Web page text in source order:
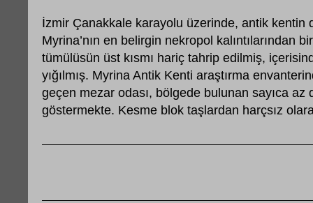
İzmir Çanakkale karayolu üzerinde, antik kentin
Myrina’nın en belirgin nekropol kalıntılarından
tümülüsün üst kısmı hariç tahrip edilmiş,
yığılmış. Myrina Antik Kenti araştırma
geçen mezar odası, bölgede bulunan sayıca az
göstermekte. Kesme blok taşlardan harçsız